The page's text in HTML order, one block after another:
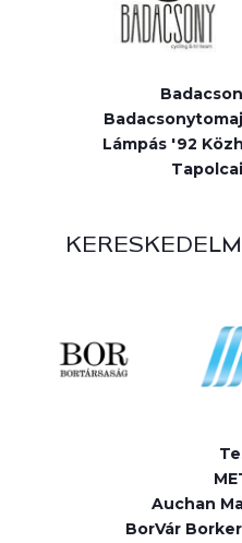
Lámpás '92
Auchan
BorVár